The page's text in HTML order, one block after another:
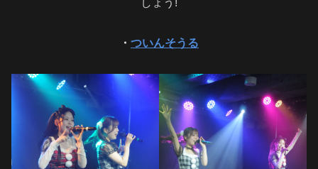
しょう!
・ ついんそうる